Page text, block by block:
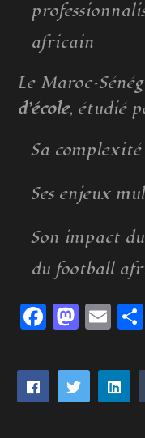
africain
Le
d’école, étudié
Sa complexité
Ses enjeux
Son impact
du football